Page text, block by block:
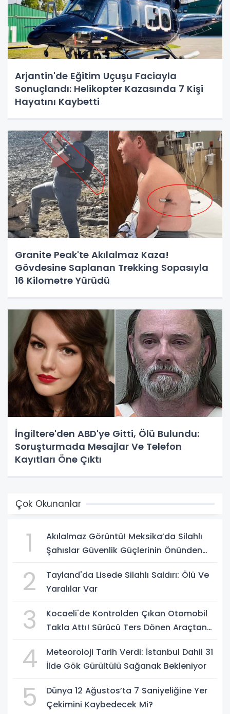
Arjantin'de Eğitim Uçuşu Faciayla
Sonuçlandı: Helikopter Kazasında 7 Kişi
Hayatını Kaybetti
Granite Peak'te Akılalmaz Kaza!
Gövdesine Saplanan Trekking Sopasıyla
16 Kilometre Yürüdü
İngiltere'den ABD'ye Gitti, Ölü Bulundu:
Soruşturmada Mesajlar Ve Telefon
Kayıtları Öne Çıktı
Çok Okunanlar
1
Akılalmaz Görüntü! Meksika’da Silahlı
Şahıslar Güvenlik Güçlerinin Önünden
2
Tayland'da Lisede Silahlı Saldırı: Ölü Ve
Yaralılar Var
3
Kocaeli'de Kontrolden Çıkan Otomobil
Takla Attı! Sürücü Ters Dönen Araçtan
4
Meteoroloji Tarih Verdi: İstanbul Dahil 31
İlde Gök Gürültülü Sağanak Bekleniyor
5
Dünya 12 Ağustos’ta 7 Saniyeliğine Yer
Çekimini Kaybedecek Mi?